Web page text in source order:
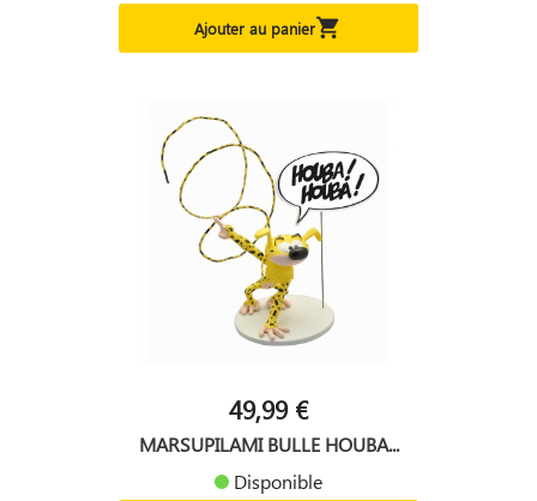
Ajouter au panier
49,99 €
MARSUPILAMI BULLE HOUBA...
Disponible